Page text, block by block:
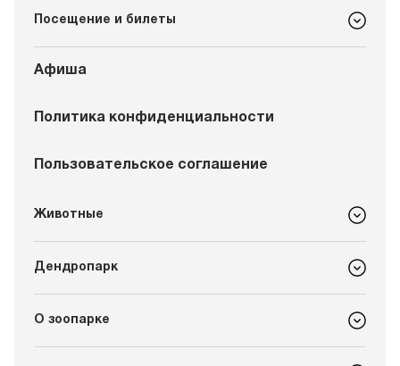
Посещение и билеты
Афиша
Политика конфиденциальности
Пользовательское соглашение
Животные
Дендропарк
О зоопарке